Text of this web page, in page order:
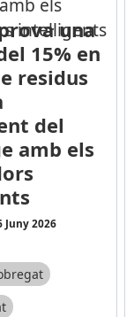
una
15% en
residus
del
amb els
Juny 2026